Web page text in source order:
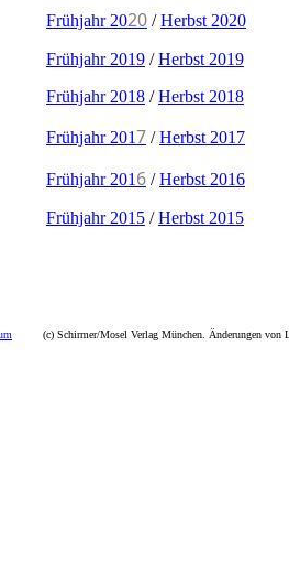
Frühjahr 2020 /Herbst 2020
Frühjahr 2019 /Herbst 2019
Frühjahr 2018 /Herbst 2018
Frühjahr 2017 /Herbst 2017
Frühjahr 201 6 /Herbst 2016
Frühjahr 2015 /Herbst 2015
(c) Schirmer/Mosel Verlag München. Änderungen von